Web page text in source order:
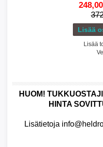
Lisää
HUOM!
HINTA
Lisätietoja